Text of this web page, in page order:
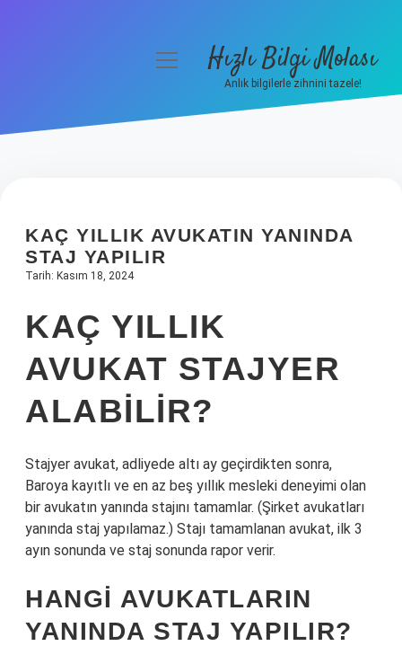
Hakkımızda
menüyüHızlı Bilgi Molası
Anlık bilgilerle zihnini tazele!
KAÇ YILLIK AVUKATIN YANINDA
STAJ YAPILIR
Tarih: Kasım 18, 2024
KAÇ YILLIK
AVUKAT STAJYER
ALABILIR?
Stajyer avukat, adliyede altı ay geçirdikten sonra,
Baroya kayıtlı ve en az beş yıllık mesleki deneyimi olan
bir avukatın yanında stajını tamamlar. (Şirket avukatları
yanında staj yapılamaz.) Stajı tamamlanan avukat, ilk 3
ayın sonunda ve staj sonunda rapor verir.
HANGI AVUKATLARIN
YANINDA STAJ YAPILIR?